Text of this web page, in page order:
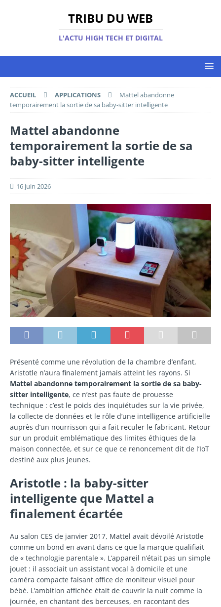
TRIBU DU WEB
L'ACTU HIGH TECH ET DIGITAL
ACCUEIL APPLICATIONS
Mattel abandonne
temporairement la sortie de sa baby-sitter intelligente
Mattel abandonne
temporairement la sortie de sa
baby-sitter intelligente
16 juin 2026
Présenté comme une révolution de la chambre d’enfant,
Aristotle n’aura finalement jamais atteint les rayons. Si
Mattel abandonne temporairement la sortie de sa baby-
sitter intelligente, ce n’est pas faute de prouesse
technique : c’est le poids des inquiétudes sur la vie privée,
la collecte de données et le rôle d’une intelligence artificielle
auprès d’un nourrisson qui a fait reculer le fabricant. Retour
sur un produit emblématique des limites éthiques de la
maison connectée, et sur ce que ce renoncement dit de l’IoT
destiné aux plus jeunes.
Aristotle : la baby-sitter
intelligente que Mattel a
finalement écartée
Au salon CES de janvier 2017, Mattel avait dévoilé Aristotle
comme un bond en avant dans ce que la marque qualifiait
de « technologie parentale ». L’appareil n’était pas un simple
jouet : il associait un assistant vocal à domicile et une
caméra compacte faisant office de moniteur visuel pour
bébé. L’ambition affichée était de couvrir la nuit comme la
journée, en chantant des berceuses, en racontant des